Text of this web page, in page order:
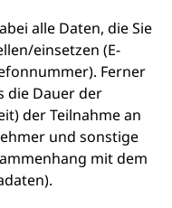
alle Daten, die Sie
einsetzen (E-
Ferner
die Dauer der
der Teilnahme an
und sonstige
mit dem